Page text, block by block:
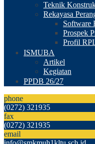
Teknik
Rekayasa
Software
Prospek
Profil
ISMUBA
Artikel
Kegiatan
PPDB 26/27
phone
(0272) 321935
fax
(0272) 321935
email